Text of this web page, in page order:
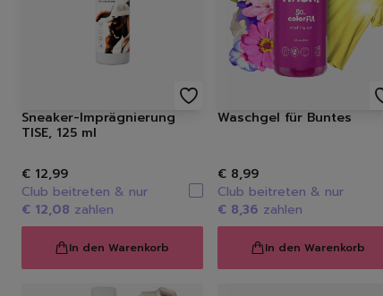
Sneaker-Imprägnierung
TISE, 125 ml
€ 12,99
Club beitreten & nur
€ 12,08 zahlen
In den Warenkorb
Waschgel für Buntes
€ 8,99
Club beitreten & nur
€ 8,36 zahlen
In den Warenkorb